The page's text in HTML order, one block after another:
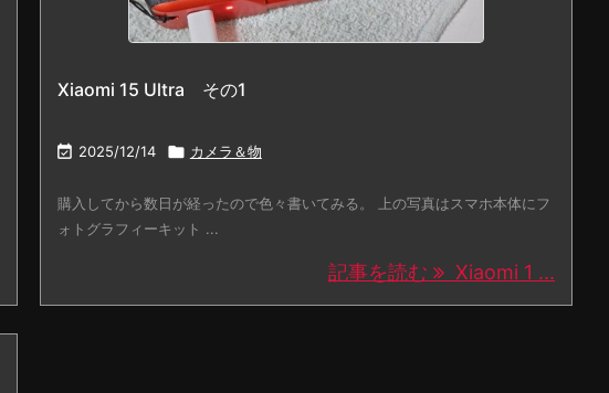
Xiaomi 15 Ultra その1
 2025/12/14  カメラ＆物
購入してから数日が経ったので色々書いてみる。 上の写真はスマホ本体にフ
ォトグラフィーキット ...
記事を読む Xiaomi 1 ...